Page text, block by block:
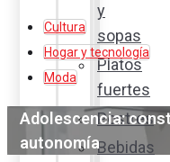
y
sopas
Platos
fuertes
Postres
Bebidas
Cultura
Hogar y tecnología
Moda
Adolescencia:
autonomía